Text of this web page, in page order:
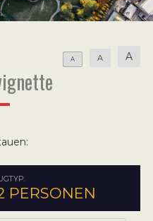
A A A
PERSONEN